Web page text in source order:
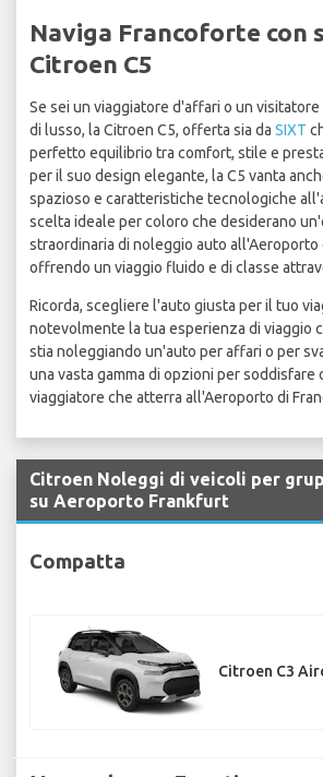
Naviga Francoforte con
Citroen C5
Se sei un viaggiatore d'affari o un
di lusso, la Citroen C5, offerta sia da SIXT
perfetto equilibrio tra comfort, stile e
per il suo design elegante, la C5 vanta
spazioso e caratteristiche tecnologiche
scelta ideale per coloro che desiderano
straordinaria di noleggio auto all'Aeroporto
offrendo un viaggio fluido e di classe
Ricorda, scegliere l'auto giusta per il tuo
notevolmente la tua esperienza di viaggio
stia noleggiando un'auto per affari o per
una vasta gamma di opzioni per soddisfare
viaggiatore che atterra all'Aeroporto di
Citroen Noleggi di veicoli per
su Aeroporto Frankfurt
Compatta
Citroen C3